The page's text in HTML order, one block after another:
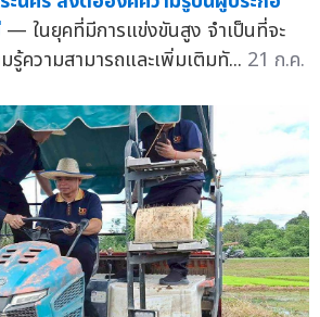
— ในยุคที่มีการแข่งขันสูง จำเป็นที่จะ
ความสามารถและเพิ่มเติมทั... 21 ก.ค.